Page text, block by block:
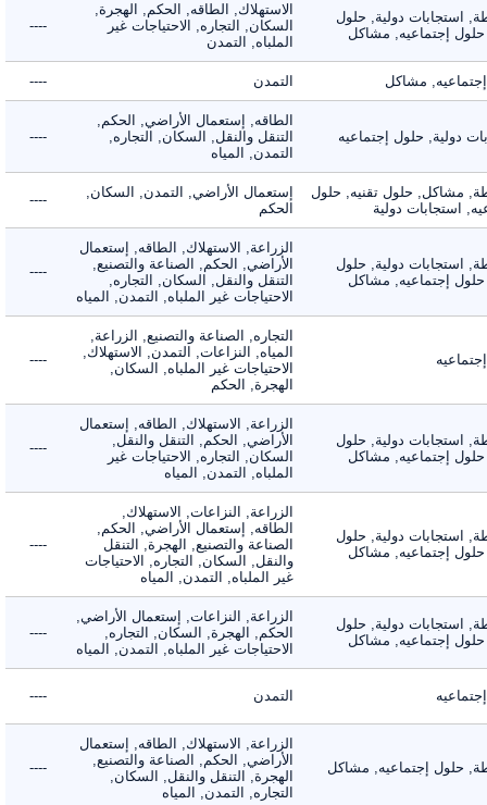
استجابات دولية, حلول
إجتماعيه, مشاكل
الاستهلاك, الطاقه, الحكم, الهجرة,
السكان, التجاره, الاحتياجات غير
الملباه, التمدن
----
مشاكل التمدن ----
دولية, حلول إجتماعيه
الطاقه, إستعمال الأراضي, الحكم,
التنقل والنقل, السكان, التجاره,
التمدن, المياه
----
مشاكل, حلول تقنيه, حلول
استجابات دولية
إستعمال الأراضي, التمدن, السكان,
الحكم
----
استجابات دولية, حلول
إجتماعيه, مشاكل
الزراعة, الاستهلاك, الطاقه, إستعمال
الأراضي, الحكم, الصناعة والتصنيع,
التنقل والنقل, السكان, التجاره,
الاحتياجات غير الملباه, التمدن, المياه
----
التجاره, الصناعة والتصنيع, الزراعة,
المياه, النزاعات, التمدن, الاستهلاك,
الاحتياجات غير الملباه, السكان,
الهجرة, الحكم
----
استجابات دولية, حلول
إجتماعيه, مشاكل
الزراعة, الاستهلاك, الطاقه, إستعمال
الأراضي, الحكم, التنقل والنقل,
السكان, التجاره, الاحتياجات غير
الملباه, التمدن, المياه
----
استجابات دولية, حلول
إجتماعيه, مشاكل
الزراعة, النزاعات, الاستهلاك,
الطاقه, إستعمال الأراضي, الحكم,
الصناعة والتصنيع, الهجرة, التنقل
والنقل, السكان, التجاره, الاحتياجات
غير الملباه, التمدن, المياه
----
استجابات دولية, حلول
إجتماعيه, مشاكل
الزراعة, النزاعات, إستعمال الأراضي,
الحكم, الهجرة, السكان, التجاره,
الاحتياجات غير الملباه, التمدن, المياه
----
التمدن ----
حلول إجتماعيه, مشاكل
الزراعة, الاستهلاك, الطاقه, إستعمال
الأراضي, الحكم, الصناعة والتصنيع,
الهجرة, التنقل والنقل, السكان,
التجاره, التمدن, المياه
----